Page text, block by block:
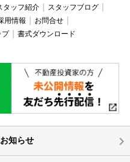
タッフ紹介
スタッフブログ
用情報
お問合せ
プ 書式ダウンロード
お知らせ